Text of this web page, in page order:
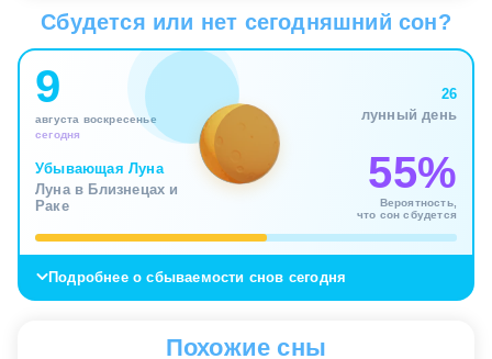
пустая или разрушенная?
Живая и дружелюбная академия во сне говорит о
хорошем контакте с собственной взрослеющей
частью. Такой сон не обещает легкости, но
показывает, что дисциплина уже не переживается
как насилие. Вы можете принимать сложность, не
разрушая себя постоянным сравнением, и
потому образ работает как знак внутренней
собранности.
Разрушенная, строгая или безлюдная академия
переносит акцент на усталость от требований.
Подсознание тогда показывает трещину между
себя добиваетесь. Если место выглядело чужим и
Сбудется или нет сегодняшний сон?
9
августа воскресенье
сегодня
Убывающая Луна
Луна в Близнецах и
Раке
26
лунный день
55%
Вероятность,
что сон сбудется
Подробнее о сбываемости снов сегодня
Похожие сны